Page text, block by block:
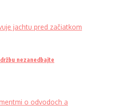
nezanedbajte